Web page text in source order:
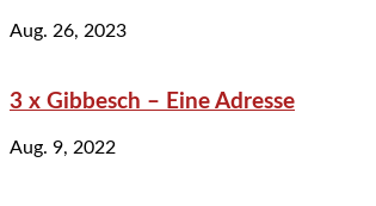
Aug. 26, 2023
3 x Gibbesch – Eine Adresse
Aug. 9, 2022